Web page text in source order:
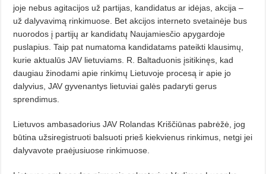
joje nebus agitacijos už partijas, kandidatus ar idėjas, akcija –
už dalyvavimą rinkimuose. Bet akcijos interneto svetainėje bus
nuorodos į partijų ar kandidatų Naujamiesčio apygardoje
puslapius. Taip pat numatoma kandidatams pateikti klausimų,
kurie aktualūs JAV lietuviams. R. Baltaduonis įsitikinęs, kad
daugiau žinodami apie rinkimų Lietuvoje procesą ir apie jo
dalyvius, JAV gyvenantys lietuviai galės padaryti gerus
sprendimus.
Lietuvos ambasadorius JAV Rolandas Kriščiūnas pabrėžė, jog
būtina užsiregistruoti balsuoti prieš kiekvienus rinkimus, netgi jei
dalyvavote praėjusiuose rinkimuose.